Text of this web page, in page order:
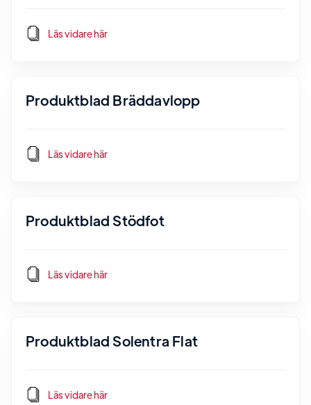
Läs vidare här
Produktblad Bräddavlopp
Läs vidare här
Produktblad Stödfot
Läs vidare här
Produktblad Solentra Flat
Läs vidare här